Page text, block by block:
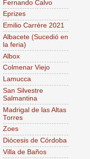
Fernando Calvo
Eprizes
Emilio Carrère 2021
Albacete (Sucedió en
la feria)
Albox
Colmenar Viejo
Lamucca
San Silvestre
Salmantina
Madrigal de las Altas
Torres
Zoes
Diócesis de Córdoba
Villa de Baños